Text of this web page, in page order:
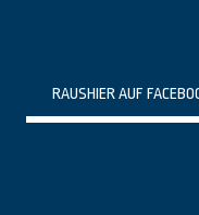
RAUSHIER AUF